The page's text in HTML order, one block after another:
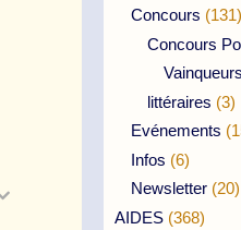
Concours (131)
Concours
Vainqueurs
littéraires (3)
Evénements
Infos (6)
Newsletter (20)
AIDES (368)